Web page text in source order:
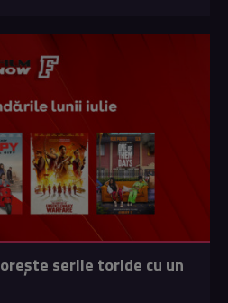
serile toride cu un